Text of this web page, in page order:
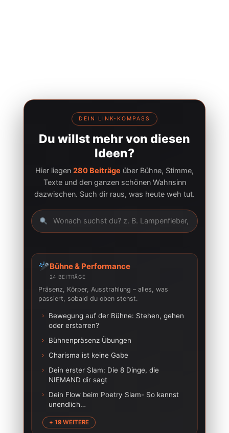
DEIN LINK-KOMPASS
Du willst mehr von diesen
Ideen?
Hier liegen 280 Beiträge über Bühne, Stimme,
Texte und den ganzen schönen Wahnsinn
dazwischen. Such dir raus, was heute weh tut.
Bühne & Performance
24 BEITRÄGE
Präsenz, Körper, Ausstrahlung – alles, was
passiert, sobald du oben stehst.
›
Bewegung auf der Bühne: Stehen, gehen
oder erstarren?
› Bühnenpräsenz Übungen
› Charisma ist keine Gabe
›
Dein erster Slam: Die 8 Dinge, die
NIEMAND dir sagt
›
Dein Flow beim Poetry Slam- So kannst
unendlich…
+ 19 WEITERE